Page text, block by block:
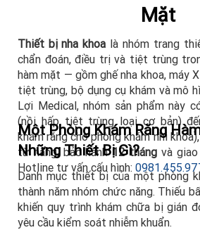
Mặt
Thiết bị nha khoa là nhóm trang
chẩn đoán, điều trị và tiệt trùng
hàm mặt — gồm ghế nha khoa, máy
tiệt trùng, bộ dụng cụ khám và mô
Lợi Medical, nhóm sản phẩm này
(nồi hấp tiệt trùng loại cơ bản)
khám răng cho phòng khám nhi
từ hãng, bảo hành12 tháng và
Hotline tư vấn cấu hình:
Một Phòng Khám Răng
Những Thiết Bị Gì?
Danh mục thiết bị của một phòng
thành năm nhóm chức năng. Thiếu
khiến quy trình khám chữa bị gián
yêu cầu kiểm soát nhiễm khuẩn.